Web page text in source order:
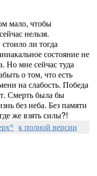
мало, чтобы
нельзя.
ли тогда
состояние не
Но мне сейчас туда
о том, что есть
на слабость. Победа
Смерть была бы
без неба. Без памяти
же взять силы?!
к полной версии